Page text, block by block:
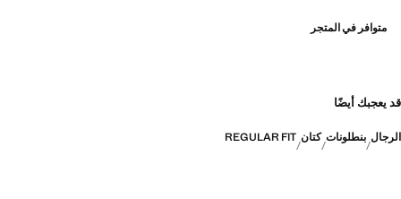
متوافر في المتجر
قد يعجبك أيضًا
الرجال بنطلونات كتان REGULAR FIT